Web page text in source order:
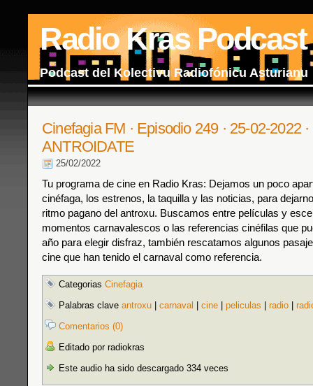
Radio Kras Podcast
Podcast del Kolectivu Radiofónicu Asturianu
Cinefagia FM · Episodio 249 · 25-02-2022 ·
ANTROIDATE
25/02/2022
Tu programa de cine en Radio Kras: Dejamos un poco
cinéfaga, los estrenos, la taquilla y las noticias, para
ritmo pagano del antroxu. Buscamos entre películas y
momentos carnavalescos o las referencias cinéfilas que
año para elegir disfraz, también rescatamos algunos
cine que han tenido el carnaval como referencia.
Categorias Cinefagia
Palabras clave antroxu carnaval cine peliculas radio
Comentarios (0)
Editado por radiokras
Este audio ha sido descargado 334 veces